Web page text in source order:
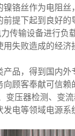
铬丝作为电阻
提下起到良好的
传输设备进行负
失败造成的经
品，得到国内
顾客奉献可信
变压器检测、变
电等领域电源